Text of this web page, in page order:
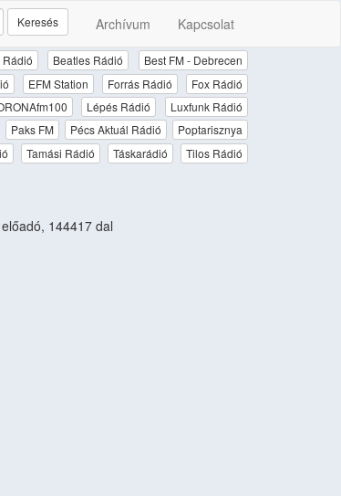
Archívum Kapcsolat
Keresés
Rádió Beatles Rádió
Best FM - Debrecen
EFM Station Forrás Rádió
Fox Rádió
Lépés Rádió
Luxfunk Rádió
Paks FM Pécs Aktuál Rádió
Poptarisznya
Tamási Rádió Táskarádió
Tilos Rádió
144417 dal